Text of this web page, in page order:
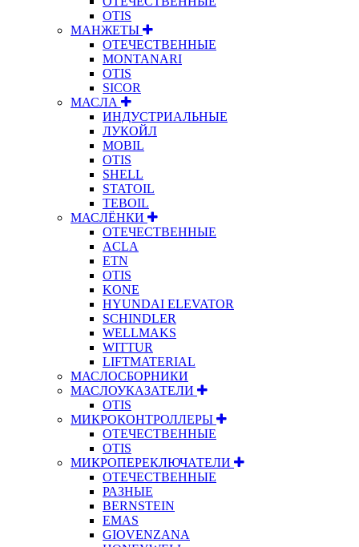
OTIS
МАНЖЕТЫ
ОТЕЧЕСТВЕННЫЕ
MONTANARI
OTIS
SICOR
МАСЛА
ИНДУСТРИАЛЬНЫЕ
ЛУКОЙЛ
MOBIL
OTIS
SHELL
STATOIL
TEBOIL
МАСЛЁНКИ
ОТЕЧЕСТВЕННЫЕ
ACLA
ETN
OTIS
KONE
HYUNDAI ELEVATOR
SCHINDLER
WELLMAKS
WITTUR
LIFTMATERIAL
МАСЛОСБОРНИКИ
МАСЛОУКАЗАТЕЛИ
OTIS
МИКРОКОНТРОЛЛЕРЫ
ОТЕЧЕСТВЕННЫЕ
OTIS
МИКРОПЕРЕКЛЮЧАТЕЛИ
ОТЕЧЕСТВЕННЫЕ
РАЗНЫЕ
BERNSTEIN
EMAS
GIOVENZANA